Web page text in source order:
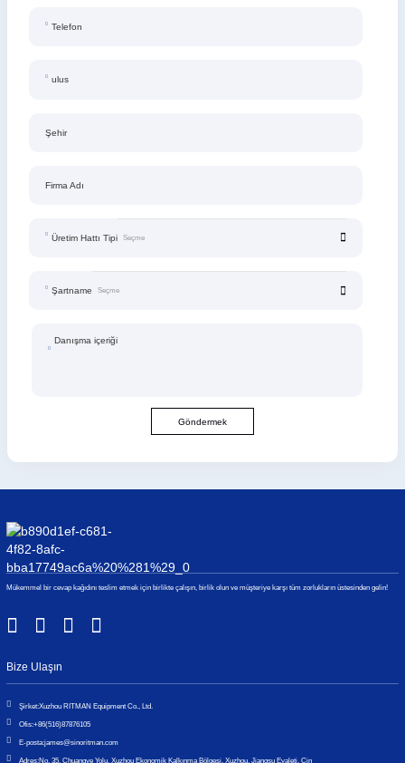
Telefon
ulus
Şehir
Firma Adı
Üretim Hattı Tipi
Şartname
Danışma içeriği
Göndermek
Mükemmel bir cevap kağıdını teslim etmek için birlikte çalışın, birlik olun ve müşteriye karşı tüm zorlukların üstesinden gelin!
Bize Ulaşın
Şirket:Xuzhou RITMAN Equipment Co., Ltd.
Ofis:+86(516)87876105
E-posta:james@sinoritman.com
Adres:No. 35, Chuangye Yolu, Xuzhou Ekonomik Kalkınma Bölgesi, Xuzhou, Jiangsu Eyaleti, Çin